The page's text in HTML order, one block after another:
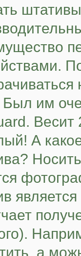
Был им
А
а